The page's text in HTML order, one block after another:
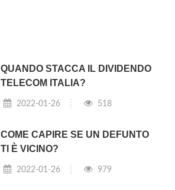
QUANDO STACCA IL DIVIDENDO
TELECOM ITALIA?
2022-01-26 518
COME CAPIRE SE UN DEFUNTO
TI È VICINO?
2022-01-26 979